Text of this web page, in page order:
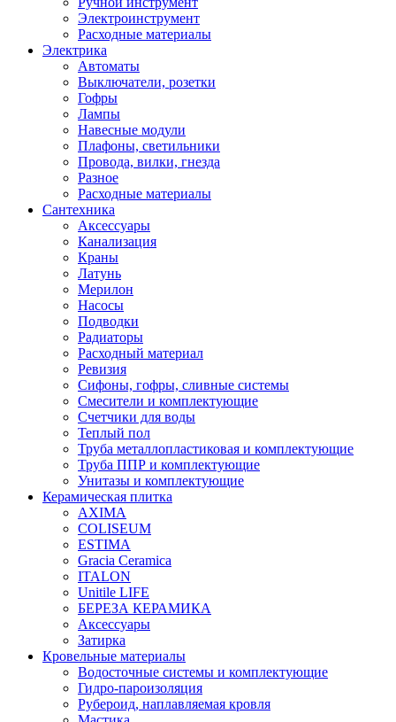
Электроинструмент
Расходные материалы
Электрика
Автоматы
Выключатели, розетки
Гофры
Лампы
Навесные модули
Плафоны, светильники
Провода, вилки, гнезда
Разное
Расходные материалы
Сантехника
Аксессуары
Канализация
Краны
Латунь
Мерилон
Насосы
Подводки
Радиаторы
Расходный материал
Ревизия
Сифоны, гофры, сливные системы
Смесители и комплектующие
Счетчики для воды
Теплый пол
Труба металлопластиковая и комплектующие
Труба ППР и комплектующие
Унитазы и комплектующие
Керамическая плитка
AXIMA
COLISEUM
ESTIMA
Gracia Ceramica
ITALON
Unitile LIFE
БЕРЕЗА КЕРАМИКА
Аксессуары
Затирка
Кровельные материалы
Водосточные системы и комплектующие
Гидро-пароизоляция
Рубероид, наплавляемая кровля